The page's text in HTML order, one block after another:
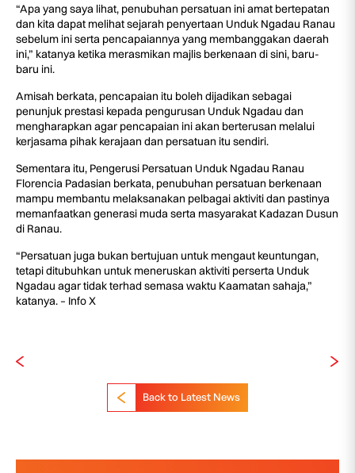
“Apa yang saya lihat, penubuhan persatuan ini amat bertepatan
dan kita dapat melihat sejarah penyertaan Unduk Ngadau Ranau
sebelum ini serta pencapaiannya yang membanggakan daerah
ini,” katanya ketika merasmikan majlis berkenaan di sini, baru-
baru ini.
Amisah berkata, pencapaian itu boleh dijadikan sebagai
penunjuk prestasi kepada pengurusan Unduk Ngadau dan
mengharapkan agar pencapaian ini akan berterusan melalui
kerjasama pihak kerajaan dan persatuan itu sendiri.
Sementara itu, Pengerusi Persatuan Unduk Ngadau Ranau
Florencia Padasian berkata, penubuhan persatuan berkenaan
mampu membantu melaksanakan pelbagai aktiviti dan pastinya
memanfaatkan generasi muda serta masyarakat Kadazan Dusun
di Ranau.
“Persatuan juga bukan bertujuan untuk mengaut keuntungan,
tetapi ditubuhkan untuk meneruskan aktiviti perserta Unduk
Ngadau agar tidak terhad semasa waktu Kaamatan sahaja,”
katanya. – Info X
Back to Latest News